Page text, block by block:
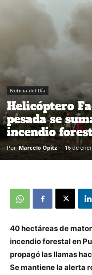
Noticia del Día
Helicóptero
pesada se
incendio
Por Marcelo Opitz - 16 de
40 hectáreas de
incendio forestal en
propagó las llamas
Se mantiene la alerta